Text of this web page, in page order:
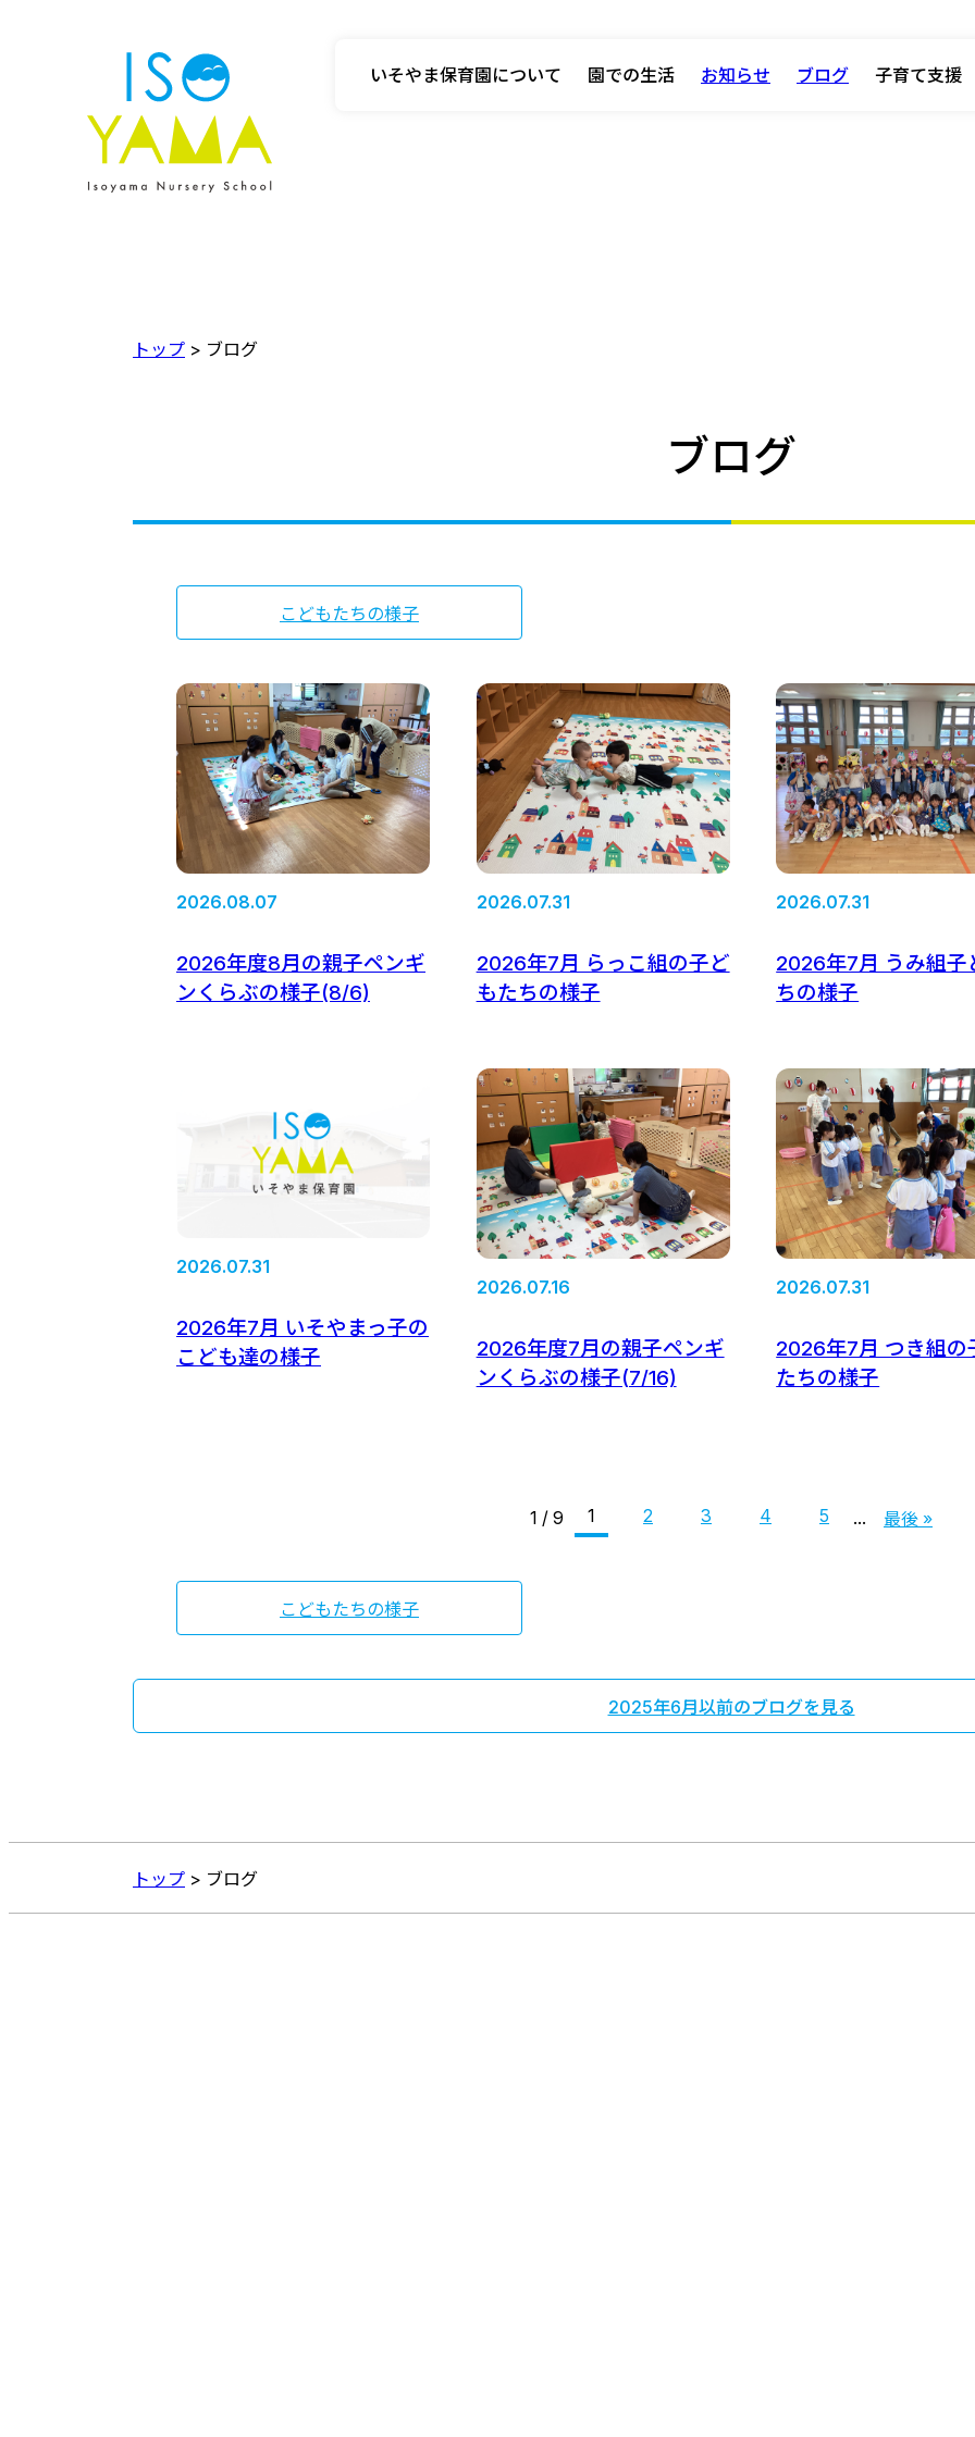
いそやま保育園について 園での生活 お知らせ ブログ 子育て支援
トップ > ブログ
ブログ
こどもたちの様子
2026.08.07
2026年度8月の親子ペンギ
ンくらぶの様子(8/6)
2026.07.31
2026年7月 らっこ組の子ど
もたちの様子
2026.07.31
2026年7月 うみ組子
ちの様子
2026.07.31
2026年7月 いそやまっ子の
こども達の様子
2026.07.16
2026年度7月の親子ペンギ
ンくらぶの様子(7/16)
2026.07.31
2026年7月 つき組の
たちの様子
1 / 9 1 2 3 4 5 ... 最後 »
こどもたちの様子
2025年6月以前のブログを見る
トップ > ブログ